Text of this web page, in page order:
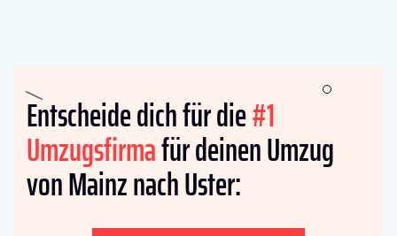
Entscheide dich für die#1
Umzugsfirmafür deinen Umzug
von Mainz nach Uster: